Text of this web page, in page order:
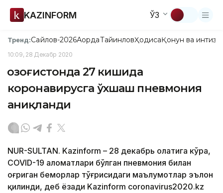
KAZINFORM ЎЗ
Тренд:Сайлов-2026АқордаТайинловҲодисаҚонун ва
10:09, 28 Декабр 2020
Қозоғистонда 27 кишида
коронавирусга ўхшаш пневмония
аниқланди
NUR-SULTAN. Kazinform – 28 декабрь ҳолатига кўра,
COVID-19 аломатлари бўлган пневмония билан
оғриган беморлар тўғрисидаги маълумотлар эълон
қилинди, деб ёзади Kazinform coronavirus2020.kz